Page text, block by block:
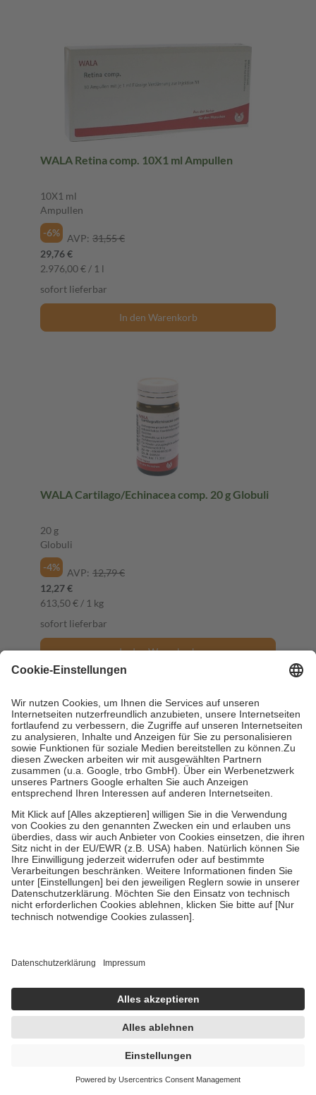
WALA Retina comp. 10X1 ml Ampullen
10X1 ml
Ampullen
-6%
AVP: 31,55 €
29,76 €
2.976,00 € / 1 l
sofort lieferbar
In den Warenkorb
WALA Cartilago/Echinacea comp. 20 g Globuli
20 g
Globuli
-4%
AVP: 12,79 €
12,27 €
613,50 € / 1 kg
sofort lieferbar
In den Warenkorb
WALA Rosmarinus Oleum aethereum 10% 100
ml Öl
100 ml
Öl
-4% AVP: 15,08 €
14,47 €
sofort lieferbar
In den Warenkorb